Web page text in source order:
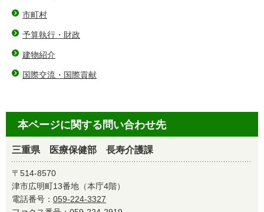
市町村
予算執行・財政
建物紹介
国際交流・国際貢献
本ページに関する問い合わせ先
三重県 医療保健部 長寿介護課
〒514-8570
津市広明町13番地（本庁4階）
電話番号： 059-224-3327